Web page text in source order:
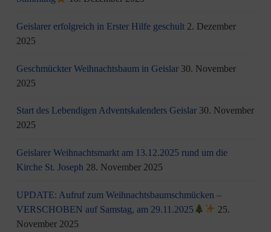
Geislarer erfolgreich in Erster Hilfe geschult 2. Dezember
2025
Geschmückter Weihnachtsbaum in Geislar 30. November
2025
Start des Lebendigen Adventskalenders Geislar 30. November
2025
Geislarer Weihnachtsmarkt am 13.12.2025 rund um die
Kirche St. Joseph 28. November 2025
UPDATE: Aufruf zum Weihnachtsbaumschmücken –
VERSCHOBEN auf Samstag, am 29.11.2025
25.
November 2025